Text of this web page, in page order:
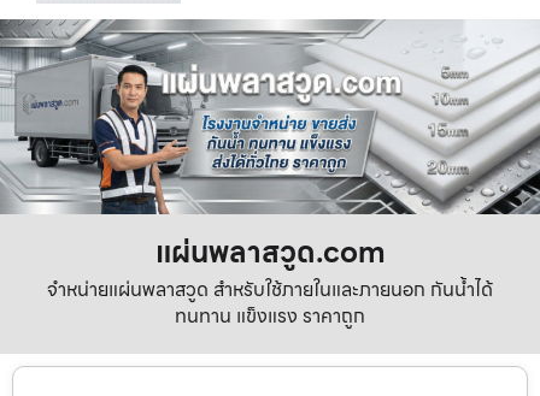
แผ่นพลาสวูด.com
จำหน่ายแผ่นพลาสวูด สำหรับใช้ภายในและภายนอก กันน้ำได้
ทนทาน แข็งแรง ราคาถูก